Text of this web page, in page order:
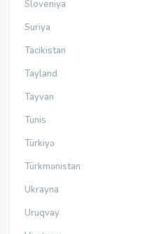
Sloveniya
Suriya
Tacikistan
Tayland
Tayvan
Tunis
Türkiyə
Türkmənistan
Ukrayna
Uruqvay